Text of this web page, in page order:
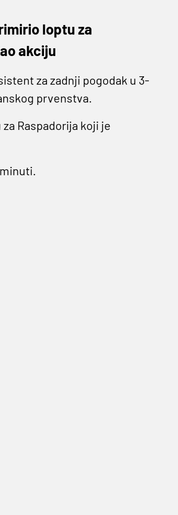
loptu za
akciju
za zadnji pogodak u 3-
prvenstva.
Raspadorija koji je